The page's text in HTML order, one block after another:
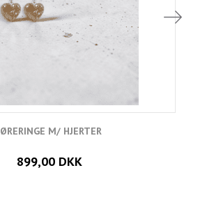
ØRERINGE M/ HJERTER
899,00 DKK